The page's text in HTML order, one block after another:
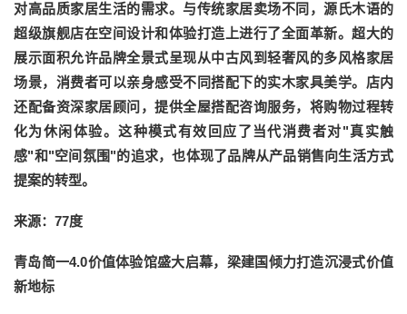
对高品质家居生活的需求。与传统家居卖场不同，源氏木语的
超级旗舰店在空间设计和体验打造上进行了全面革新。超大的
展示面积允许品牌全景式呈现从中古风到轻奢风的多风格家居
场景，消费者可以亲身感受不同搭配下的实木家具美学。店内
还配备资深家居顾问，提供全屋搭配咨询服务，将购物过程转
化为休闲体验。这种模式有效回应了当代消费者对"真实触
感"和"空间氛围"的追求，也体现了品牌从产品销售向生活方式
提案的转型。
来源：77度
青岛简一4.0价值体验馆盛大启幕，梁建国倾力打造沉浸式价值
新地标